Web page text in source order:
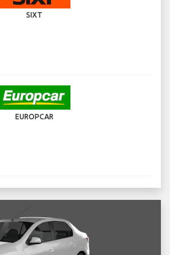
SIXT
EUROPCAR